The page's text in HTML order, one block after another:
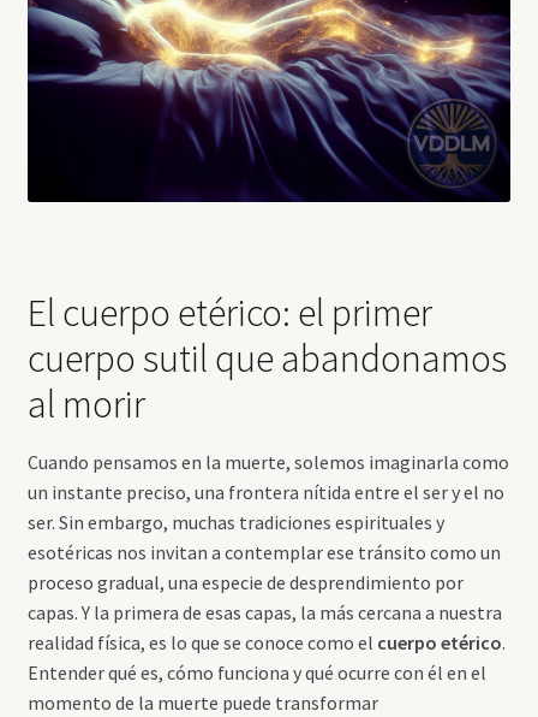
El cuerpo etérico: el primer
cuerpo sutil que abandonamos
al morir
Cuando pensamos en la muerte, solemos imaginarla como
un instante preciso, una frontera nítida entre el ser y el no
ser. Sin embargo, muchas tradiciones espirituales y
esotéricas nos invitan a contemplar ese tránsito como un
proceso gradual, una especie de desprendimiento por
capas. Y la primera de esas capas, la más cercana a nuestra
realidad física, es lo que se conoce como el cuerpo etérico.
Entender qué es, cómo funciona y qué ocurre con él en el
momento de la muerte puede transformar